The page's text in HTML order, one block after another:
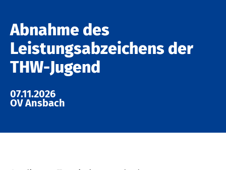
Abnahme des
Leistungsabzeichens der
THW-Jugend
07.11.2026
OV Ansbach